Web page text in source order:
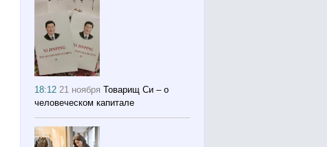
18:1221 ноября Товарищ Си – о
человеческом капитале